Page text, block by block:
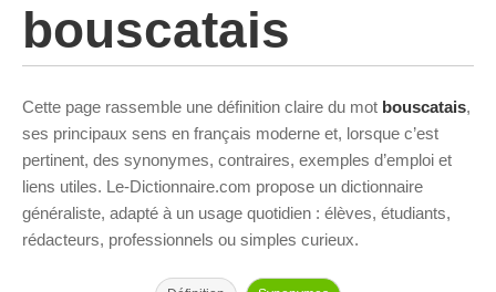
bouscatais
Cette page rassemble une définition claire du mot bouscatais,
ses principaux sens en français moderne et, lorsque c’est
pertinent, des synonymes, contraires, exemples d’emploi et
liens utiles. Le-Dictionnaire.com propose un dictionnaire
généraliste, adapté à un usage quotidien : élèves, étudiants,
rédacteurs, professionnels ou simples curieux.